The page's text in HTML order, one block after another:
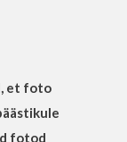
et foto
fotod